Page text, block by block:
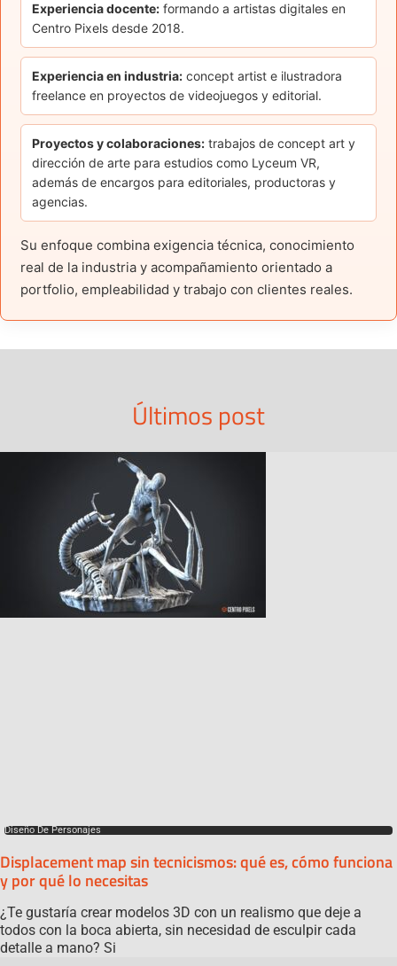
Experiencia docente: formando a artistas digitales en
Centro Pixels desde 2018.
Experiencia en industria: concept artist e ilustradora
freelance en proyectos de videojuegos y editorial.
Proyectos y colaboraciones: trabajos de concept art y
dirección de arte para estudios como Lyceum VR,
además de encargos para editoriales, productoras y
agencias.
Su enfoque combina exigencia técnica, conocimiento
real de la industria y acompañamiento orientado a
portfolio, empleabilidad y trabajo con clientes reales.
Últimos post
Diseño De Personajes
Displacement map sin tecnicismos: qué es, cómo funciona
y por qué lo necesitas
¿Te gustaría crear modelos 3D con un realismo que deje a
todos con la boca abierta, sin necesidad de esculpir cada
detalle a mano? Si